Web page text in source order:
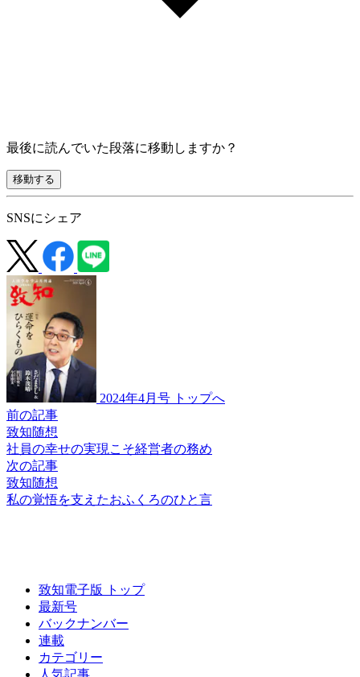
最後に読んでいた段落に移動しますか？
移動する
SNSにシェア
2024年4月号 トップへ
前の記事
致知随想
社員の幸せの実現こそ経営者の務め
次の記事
致知随想
私の覚悟を支えたおふくろのひと言
致知電子版 トップ
最新号
バックナンバー
連載
カテゴリー
人気記事